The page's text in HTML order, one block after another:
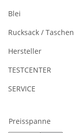
Blei
Rucksack / Taschen
Hersteller
TESTCENTER
SERVICE
Preisspanne